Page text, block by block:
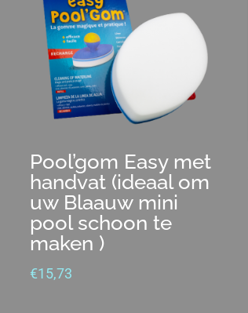
Pool’gom Easy met
handvat (ideaal om
uw Blaauw mini
pool schoon te
maken )
€15,73